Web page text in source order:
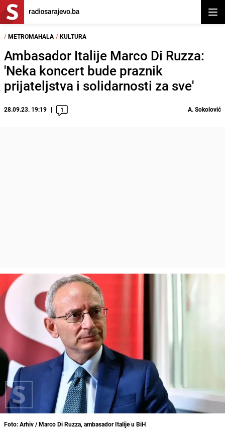
/ METROMAHALA / KULTURA
Ambasador Italije Marco Di Ruzza:
'Neka koncert bude praznik
prijateljstva i solidarnosti za sve'
28.09.23. 19:19 1 A. Sokolović
Foto: Arhiv / Marco Di Ruzza, ambasador Italije u BiH